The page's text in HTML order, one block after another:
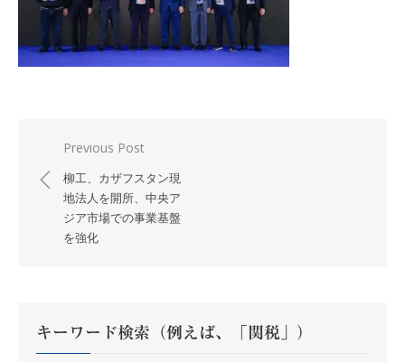
稿
ョ
ン
Previous Post
柳工、カザフスタン現
地法人を開所、中央ア
ジア市場での事業基盤
を強化
キーワード検索（例えば、「関税」）